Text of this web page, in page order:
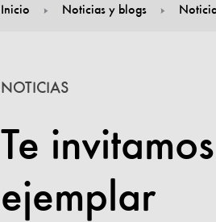
Inicio Noticias y blogs
Te
ejemplar
NOTICIAS